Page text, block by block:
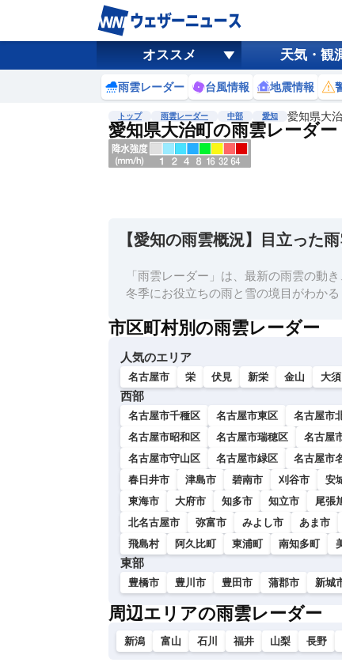
オススメ 天気・観
雨雲レーダー 台風情報 地震情報
トップ 雨雲レーダー 中部 愛知 愛知県大
愛知県大治町の雨雲レーダー
【愛知の雨雲概況】目立った
「雨雲レーダー」は、最新の雨雲の動
冬季にお役立ちの雨と雪の境目がわか
市区町村別の雨雲レーダー
人気のエリア
名古屋市 栄 伏見 新栄 金山 大須
西部
名古屋市千種区 名古屋市東区 名古屋市
名古屋市昭和区
名古屋市瑞穂区 名古屋
名古屋市守山区
名古屋市緑区 名古屋市
春日井市
津島市 碧南市 刈谷市 安
東海市
大府市 知多市 知立市 尾張
北名古屋市
弥富市 みよし市 あま市
飛島村
阿久比町 東浦町 南知多町
東部
豊橋市 豊川市 豊田市 蒲郡市 新城
周辺エリアの雨雲レーダー
新潟 富山 石川 福井 山梨 長野